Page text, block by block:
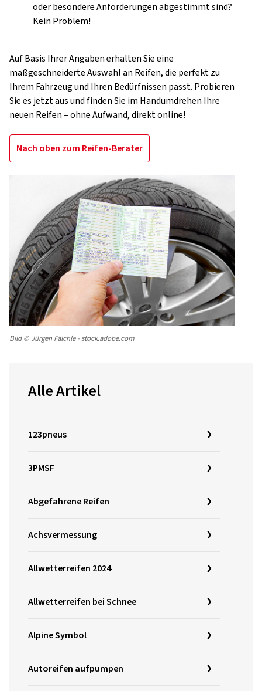
oder besondere Anforderungen abgestimmt sind?
Kein Problem!
Auf Basis Ihrer Angaben erhalten Sie eine
maßgeschneiderte Auswahl an Reifen, die perfekt zu
Ihrem Fahrzeug und Ihren Bedürfnissen passt. Probieren
Sie es jetzt aus und finden Sie im Handumdrehen Ihre
neuen Reifen – ohne Aufwand, direkt online!
Nach oben zum Reifen-Berater
Bild © Jürgen Fälchle - stock.adobe.com
Alle Artikel
123pneus
3PMSF
Abgefahrene Reifen
Achsvermessung
Allwetterreifen 2024
Allwetterreifen bei Schnee
Alpine Symbol
Autoreifen aufpumpen